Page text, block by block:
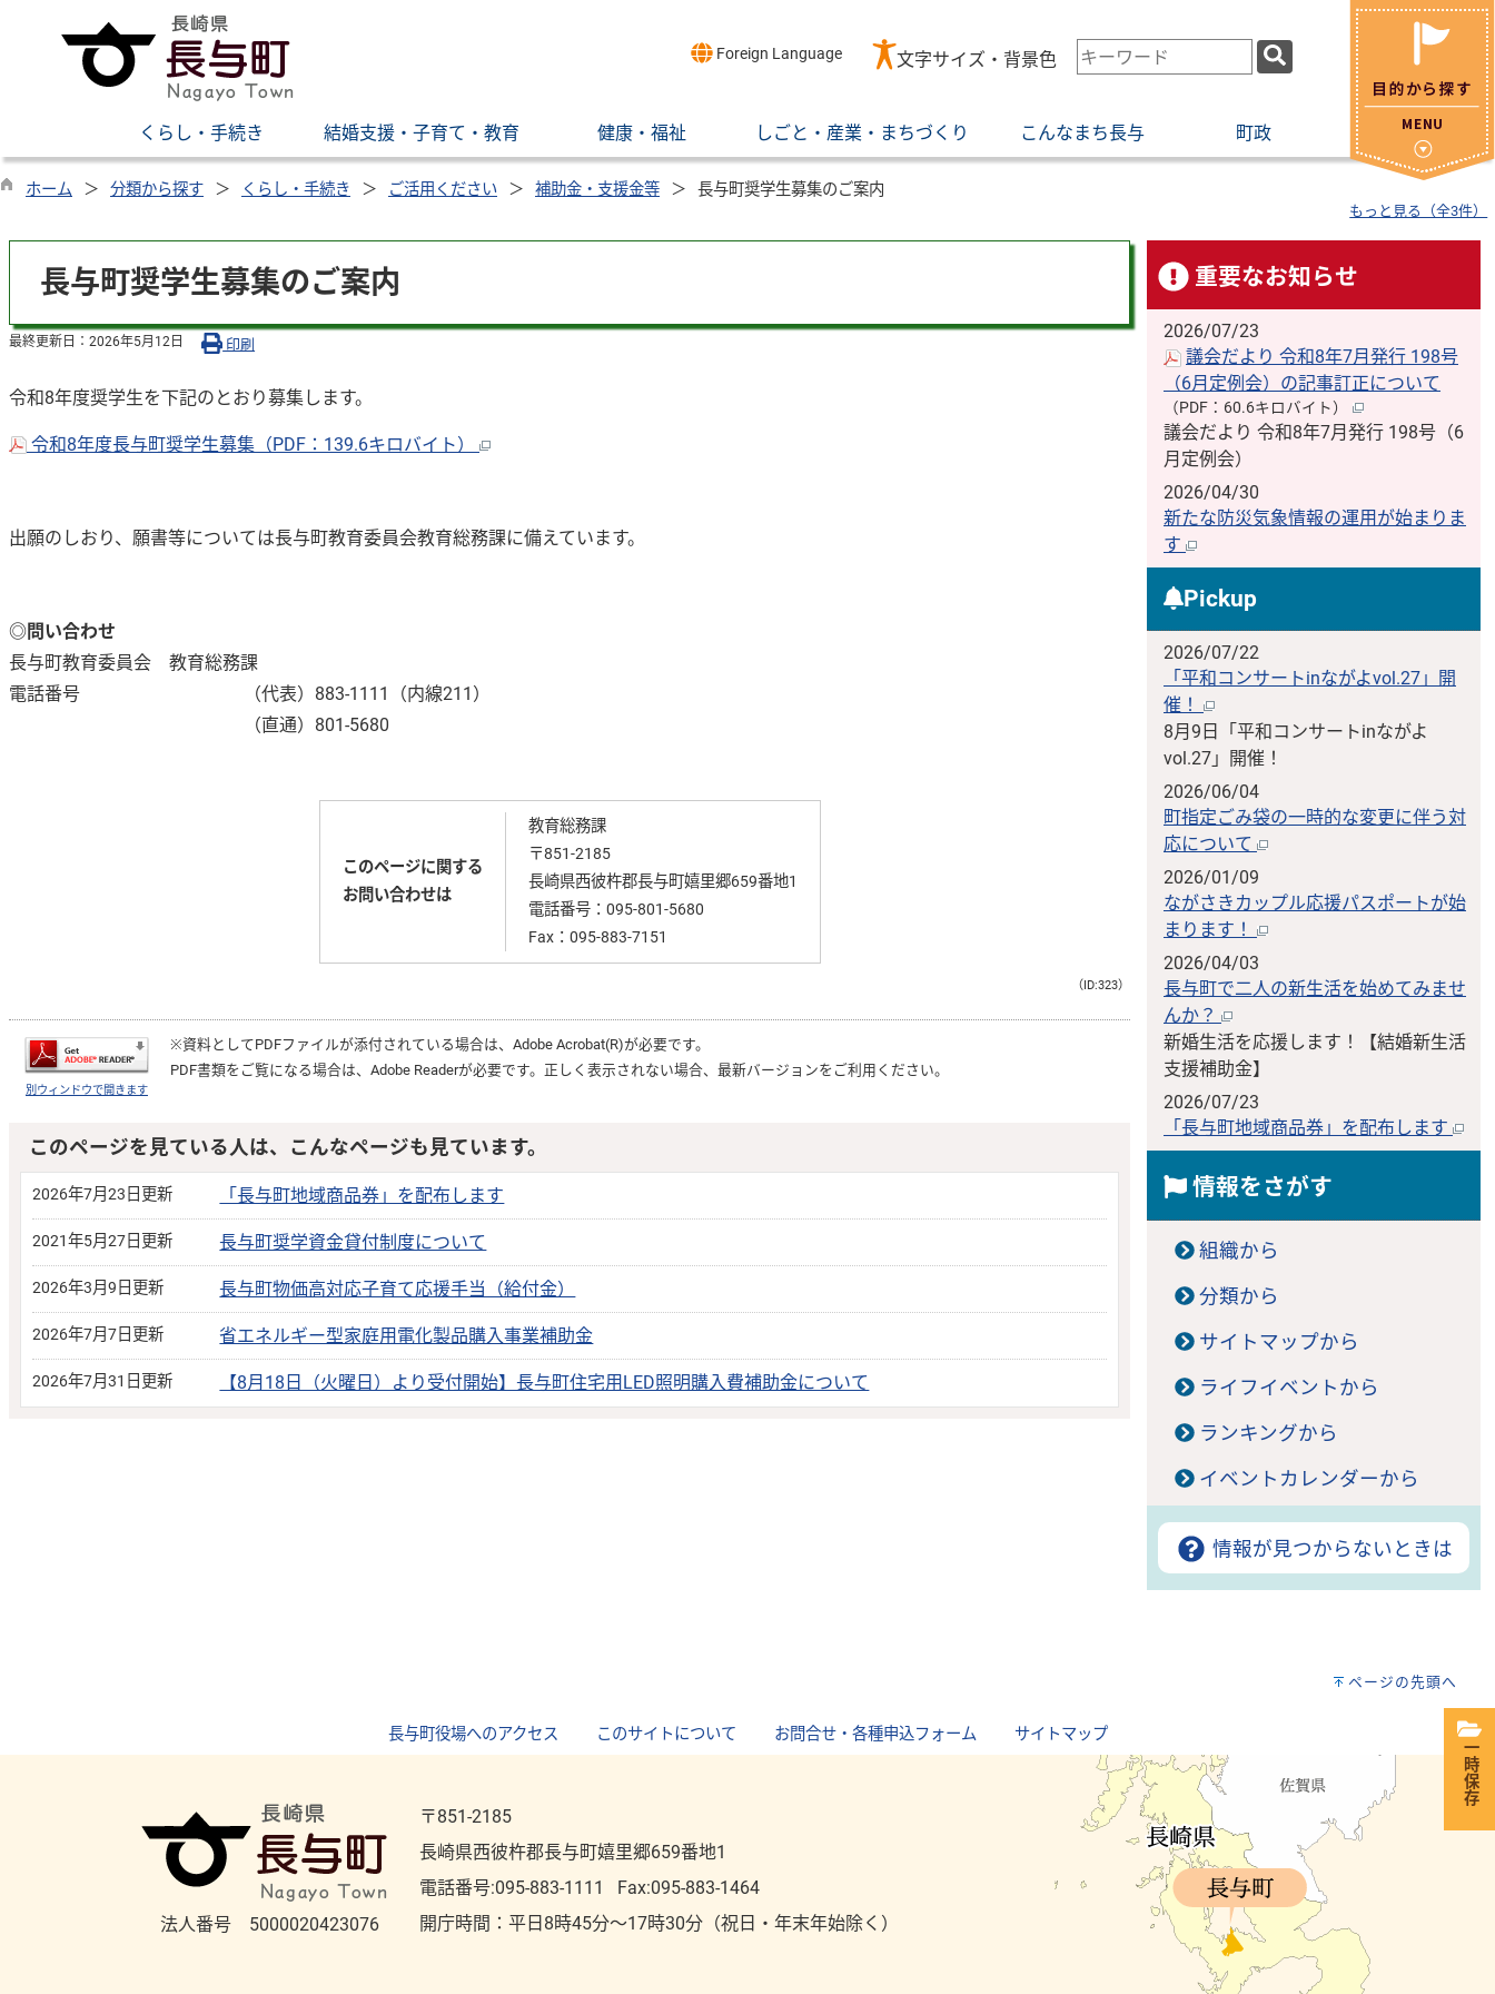
Foreign Language 文字サイズ・背景色
検
索
ー
ワ
くらし・手続き 結婚支援・子育て・教育 健康・福祉 しごと・産業・まちづくり こんなまち長与 町政
ホーム 分類から探す くらし・手続き ご活用ください 補助金・支援金等 長与町奨学生募集のご案内
もっと見る（全3件）
長与町奨学生募集のご案内
最終更新日： 2026年5月12日 印刷
令和8年度奨学生を下記のとおり募集します。
令和8年度長与町奨学生募集（PDF：139.6キロバイト）
出願のしおり、願書等については長与町教育委員会教育総務課に備えています。
◎問い合わせ
長与町教育委員会 教育総務課
電話番号
（代表）883-1111（内線211）
（直通）801-5680
このページに関する
お問い合わせは
教育総務課
〒851-2185
長崎県西彼杵郡長与町嬉里郷659番地1
電話番号： 095-801-5680
Fax：095-883-7151
（ID:323）
別ウィンドウで開きます
※資料としてPDFファイルが添付されている場合は、 Adobe Acrobat(R)が必要です。
PDF書類をご覧になる場合は、 Adobe Readerが必要です。正しく表示されない場合、最新バージョンをご利用ください。
このページを見ている人は、こんなページも見ています。
2026年7月23日更新 「長与町地域商品券」を配布します
2021年5月27日更新 長与町奨学資金貸付制度について
2026年3月9日更新 長与町物価高対応子育て応援手当（給付金）
2026年7月7日更新 省エネルギー型家庭用電化製品購入事業補助金
2026年7月31日更新 【8月18日（火曜日）より受付開始】長与町住宅用LED照明購入費補助金について
重要なお知らせ
2026/07/23
議会だより 令和8年7月発行 198号
（6月定例会）の記事訂正について
（PDF：60.6キロバイト）
議会だより 令和8年7月発行 198号（6
月定例会）
2026/04/30
新たな防災気象情報の運用が始まりま
す
Pickup
2026/07/22
「平和コンサートinながよvol.27」開
催！
8月9日「平和コンサートinながよ
vol.27」開催！
2026/06/04
町指定ごみ袋の一時的な変更に伴う対
応について
2026/01/09
ながさきカップル応援パスポートが始
まります！
2026/04/03
長与町で二人の新生活を始めてみませ
んか？
新婚生活を応援します！【結婚新生活
支援補助金】
2026/07/23
「長与町地域商品券」を配布します
情報をさがす
組織から
分類から
サイトマップから
ライフイベントから
ランキングから
イベントカレンダーから
情報が見つからないときは
ページの先頭へ
長与町役場へのアクセス このサイトについて お問合せ・各種申込フォーム サイトマップ
法人番号 5000020423076
〒851-2185
長崎県西彼杵郡長与町嬉里郷659番地1
電話番号:095-883-1111
Fax:095-883-1464
開庁時間：平⽇8時45分～17時30分（祝⽇・年末年始除く）
一時保存